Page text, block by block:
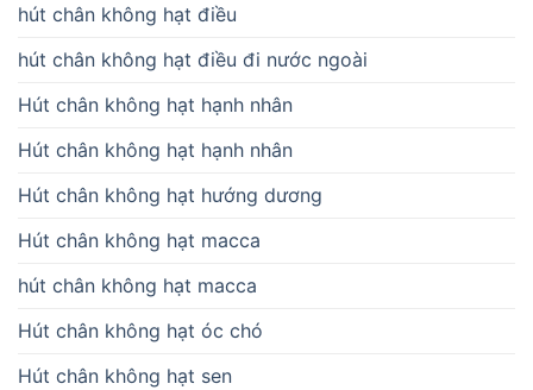
hút chân không hạt điều
hút chân không hạt điều đi nước ngoài
Hút chân không hạt hạnh nhân
Hút chân không hạt hạnh nhân
Hút chân không hạt hướng dương
Hút chân không hạt macca
hút chân không hạt macca
Hút chân không hạt óc chó
Hút chân không hạt sen